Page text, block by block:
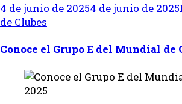
4 de junio de 20254 de junio de 2025
de Clubes
Conoce el Grupo E del Mundial de